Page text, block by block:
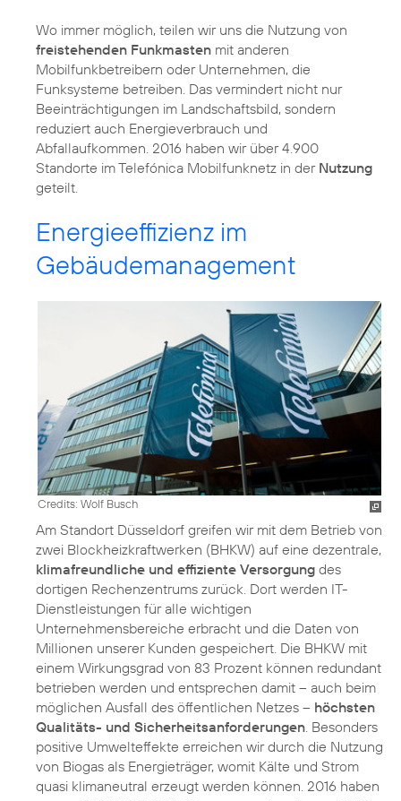
Wo immer möglich, teilen wir uns die Nutzung von
freistehenden Funkmasten mit anderen
Mobilfunkbetreibern oder Unternehmen, die
Funksysteme betreiben. Das vermindert nicht nur
Beeinträchtigungen im Landschaftsbild, sondern
reduziert auch Energieverbrauch und
Abfallaufkommen. 2016 haben wir über 4.900
Standorte im Telefónica Mobilfunknetz in der Nutzung
geteilt.
Energieeffizienz im
Gebäudemanagement
Credits: Wolf Busch
Am Standort Düsseldorf greifen wir mit dem Betrieb von
zwei Blockheizkraftwerken (BHKW) auf eine dezentrale,
klimafreundliche und effiziente Versorgung des
dortigen Rechenzentrums zurück. Dort werden IT-
Dienstleistungen für alle wichtigen
Unternehmensbereiche erbracht und die Daten von
Millionen unserer Kunden gespeichert. Die BHKW mit
einem Wirkungsgrad von 83 Prozent können redundant
betrieben werden und entsprechen damit – auch beim
möglichen Ausfall des öffentlichen Netzes – höchsten
Qualitäts- und Sicherheitsanforderungen . Besonders
positive Umwelteffekte erreichen wir durch die Nutzung
von Biogas als Energieträger, womit Kälte und Strom
quasi klimaneutral erzeugt werden können. 2016 haben